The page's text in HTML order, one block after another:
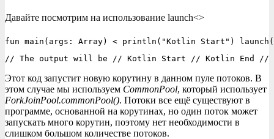
Давайте посмотрим на использование launch<>
fun main(args: Array) < println("Kotlin Start")
// The output will be // Kotlin Start // Kotlin End //
Этот код запустит новую корутину в данном пуле потоков. В
этом случае мы используем CommonPool, который использует
ForkJoinPool.commonPool(). Потоки все ещё существуют в
программе, основанной на корутинах, но один поток может
запускать много корутин, поэтому нет необходимости в
слишком большом количестве потоков.